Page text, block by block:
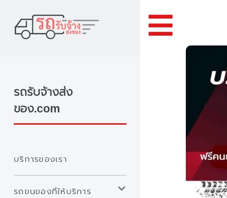
รถรับจ้างส่ง
ของ.com
บริการของเรา
รถขนของที่ให้บริการ